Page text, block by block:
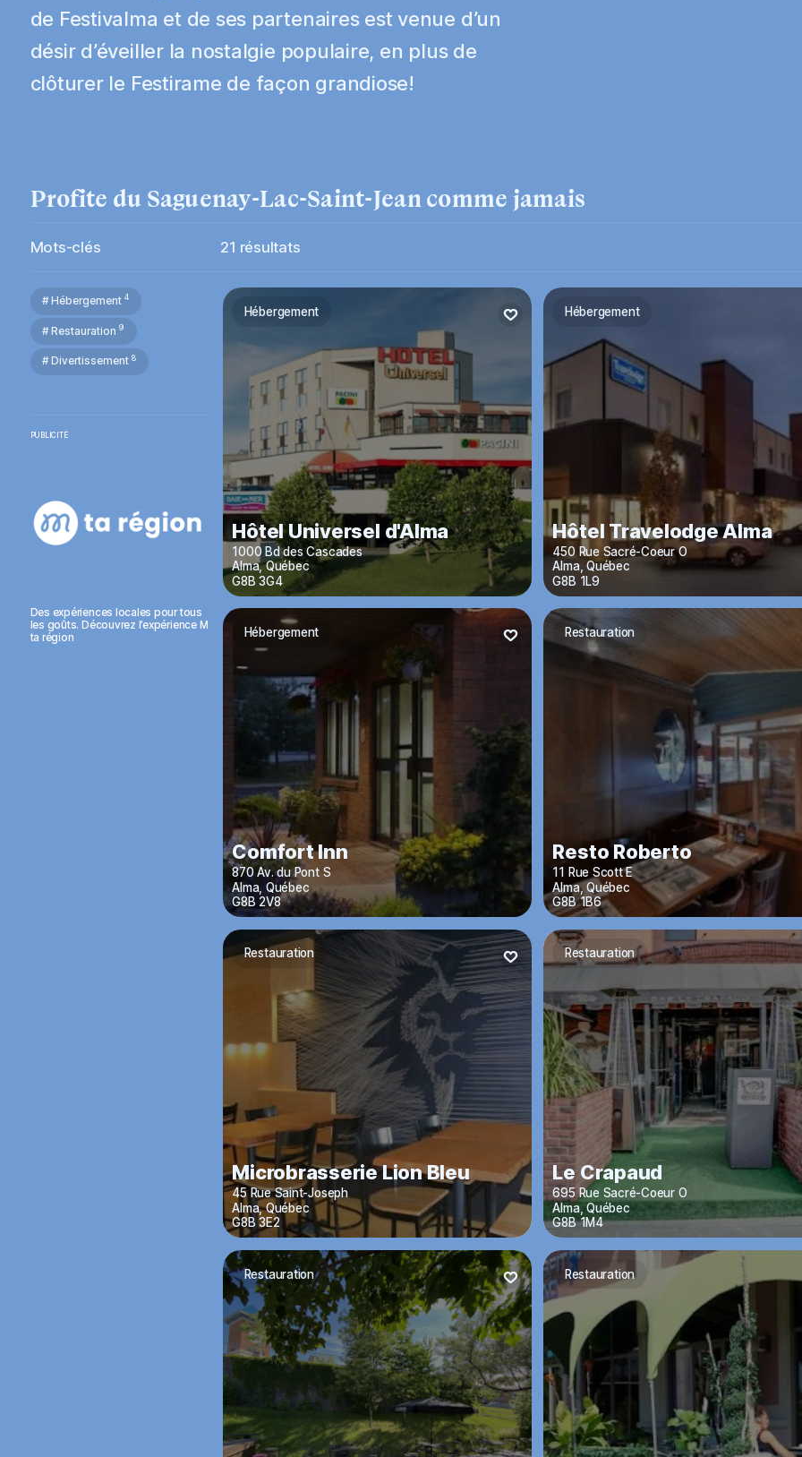
de Festivalma et de ses partenaires est venue d’un
désir d’éveiller la nostalgie populaire, en plus de
clôturer le Festirame de façon grandiose!
Profite du Saguenay-Lac-Saint-Jeancomme jamais
Mots-clés 21 résultats
# Hébergement 4
# Restauration 9
# Divertissement 8
PUBLICITÉ
Des expériences locales pour tous
les goûts. Découvrez l’expérience M
ta région
Hébergement
Hôtel Universel d'Alma
1000 Bd des Cascades
Alma, Québec
G8B 3G4
Hébergement
Hôtel Travelodge Alma
450 Rue Sacré-Coeur O
Alma, Québec
G8B 1L9
Hébergement
Comfort Inn
870 Av. du Pont S
Alma, Québec
G8B 2V8
Restauration
Resto Roberto
11 Rue Scott E
Alma, Québec
G8B 1B6
Restauration
Microbrasserie Lion Bleu
45 Rue Saint-Joseph
Alma, Québec
G8B 3E2
Restauration
Le Crapaud
695 Rue Sacré-Coeur O
Alma, Québec
G8B 1M4
Restauration Restauration